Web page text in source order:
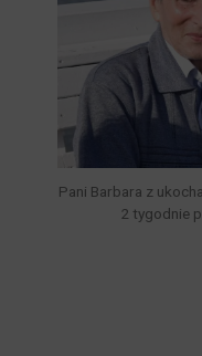
Pani Barbara z
2 tygodnie